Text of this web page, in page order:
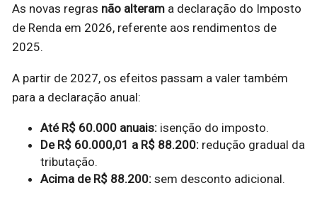
As novas regras não alteram a declaração do Imposto
de Renda em 2026, referente aos rendimentos de
2025.
A partir de 2027, os efeitos passam a valer também
para a declaração anual:
Até R$ 60.000 anuais: isenção do imposto.
De R$ 60.000,01 a R$ 88.200: redução gradual da
tributação.
Acima de R$ 88.200: sem desconto adicional.